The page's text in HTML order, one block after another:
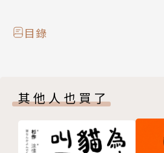
目錄
其他人也買了